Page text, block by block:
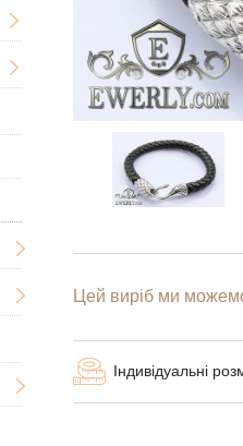
Цей виріб ми
Індивідуальні